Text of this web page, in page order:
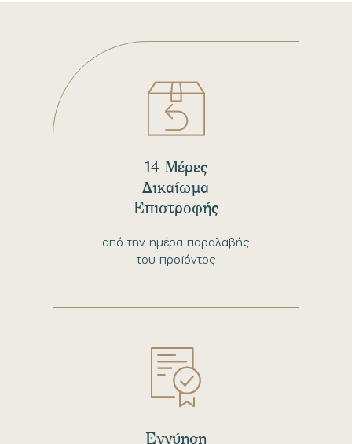
από την ημέρα παραλαβής
του προϊόντος
14 Μέρες
Δικαίωμα
Επιστροφής
Εγγύηση